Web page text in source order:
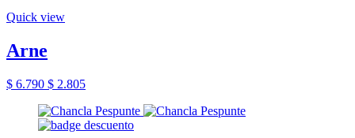
Quick view
Arne
$ 6.790 $ 2.805